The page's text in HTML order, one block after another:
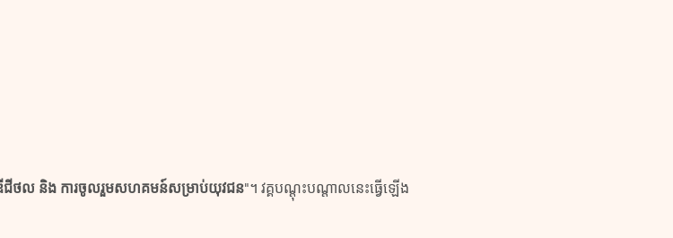
ឌីជីថល និង ការចូលរួមសហគមន៍សម្រាប់យុវជន"។ វគ្គបណ្តុះបណ្តាលនេះធ្វើឡើង